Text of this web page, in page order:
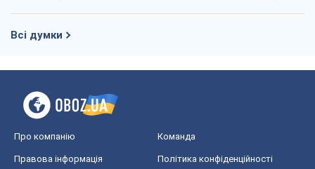
Всі думки
Про компанію Команда
Правова інформація Політика конфіденційності